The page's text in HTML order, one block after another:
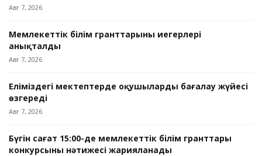
Авг 7, 2026
Мемлекеттік білім гранттарының иегерлері
анықталды
Авг 7, 2026
Еліміздегі мектептерде оқушыларды бағалау жүйесі
өзгереді
Авг 7, 2026
Бүгін сағат 15:00-де мемлекеттік білім гранттары
конкурсының нәтижесі жарияланады